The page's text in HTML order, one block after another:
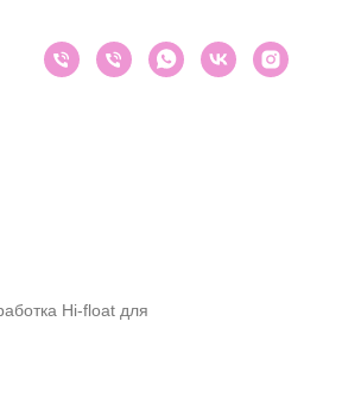
Hi-float для